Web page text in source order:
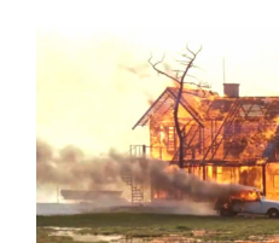
Articoli